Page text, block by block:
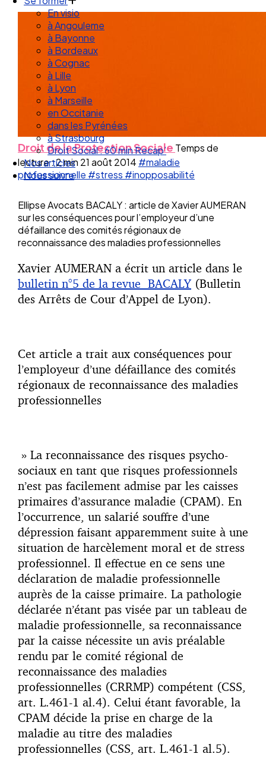
En visio
à Angouleme
à Bayonne
à Bordeaux
à Cognac
à Lille
à Lyon
à Marseille
en Occitanie
dans les Pyrénées
à Strasbourg
Droit Social : 60 min Recap’
Nos articles
Nous suivre
Droit de la Protection Sociale Temps de
lecture : 2 min 21 août 2014 #maladie
professionnelle #stress #inopposabilité
Ellipse Avocats BACALY : article de Xavier AUMERAN
sur les conséquences pour l’employeur d’une
défaillance des comités régionaux de
reconnaissance des maladies professionnelles
Xavier AUMERAN a écrit un article dans le
bulletin n°5 de la revue BACALY(Bulletin
des Arrêts de Cour d’Appel de Lyon).
Cet article a trait aux conséquences pour
l’employeur d’une défaillance des comités
régionaux de reconnaissance des maladies
professionnelles
» La reconnaissance des risques psycho-
sociaux en tant que risques professionnels
n’est pas facilement admise par les caisses
primaires d’assurance maladie (CPAM). En
l’occurrence, un salarié souffre d’une
dépression faisant apparemment suite à une
situation de harcèlement moral et de stress
professionnel. Il effectue en ce sens une
déclaration de maladie professionnelle
auprès de la caisse primaire. La pathologie
déclarée n’étant pas visée par un tableau de
maladie professionnelle, sa reconnaissance
par la caisse nécessite un avis préalable
rendu par le comité régional de
reconnaissance des maladies
professionnelles (CRRMP) compétent (CSS,
art. L.461-1 al.4). Celui étant favorable, la
CPAM décide la prise en charge de la
maladie au titre des maladies
professionnelles (CSS, art. L.461-1 al.5).